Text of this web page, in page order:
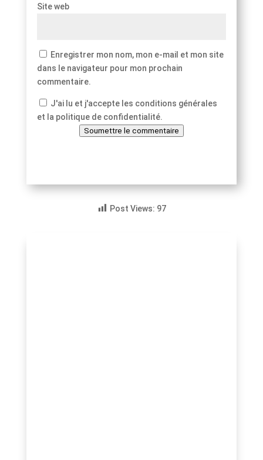
Site web
Enregistrer mon nom, mon e-mail et mon site
dans le navigateur pour mon prochain
commentaire.
J'ai lu et j'accepte les conditions générales
et la politique de confidentialité.
Soumettre le commentaire
Post Views: 97